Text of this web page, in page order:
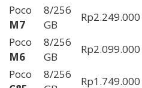
Poco
M7
8/256
GB
Rp2.249.000
Poco
M6
8/256
GB
Rp2.099.000
Poco
8/256
Rp1.749.000